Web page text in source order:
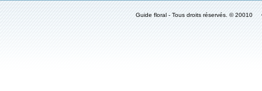
Guide floral - Tous droits réservés. ©